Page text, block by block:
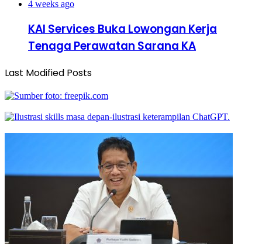
4 weeks ago
KAI Services Buka Lowongan Kerja
Tenaga Perawatan Sarana KA
Last Modified Posts